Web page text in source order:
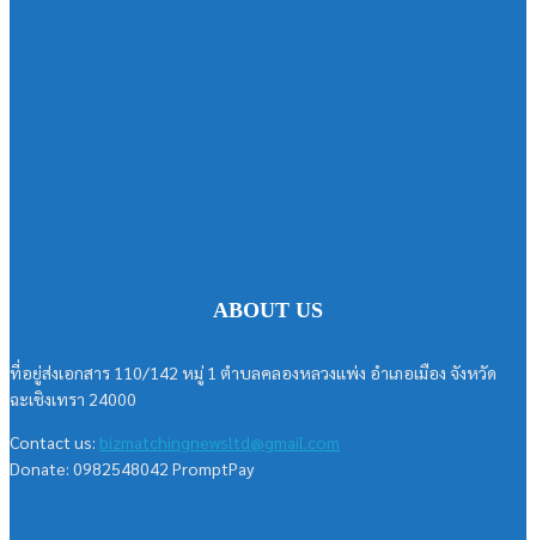
ABOUT US
ที่อยู่ส่งเอกสาร 110/142 หมู่ 1 ตำบลคลองหลวงแพ่ง อำเภอเมือง จังหวัด
ฉะเชิงเทรา 24000
Contact us: bizmatchingnewsltd@gmail.com
Donate: 0982548042 PromptPay